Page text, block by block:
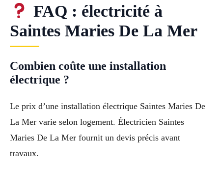
FAQ : électricité à
Saintes Maries De La Mer
Combien coûte une installation
électrique ?
Le prix d’une installation électrique Saintes Maries De
La Mer varie selon logement. Électricien Saintes
Maries De La Mer fournit un devis précis avant
travaux.